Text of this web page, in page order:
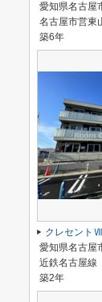
愛知県名古屋
名古屋市営東
築6年
クレセントⅦ
愛知県名古屋
近鉄名古屋線
築2年